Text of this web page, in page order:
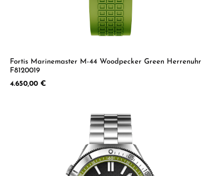
Fortis Marinemaster M-44 Woodpecker Green Herrenuhr
F8120019
Regulärer Preis:
4.650,00 €